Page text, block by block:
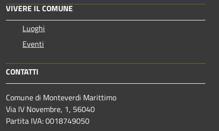
VIVERE IL COMUNE
Luoghi
Eventi
CONTATTI
Comune di Monteverdi Marittimo
Via IV Novembre, 1, 56040
Partita IVA: 0018749050